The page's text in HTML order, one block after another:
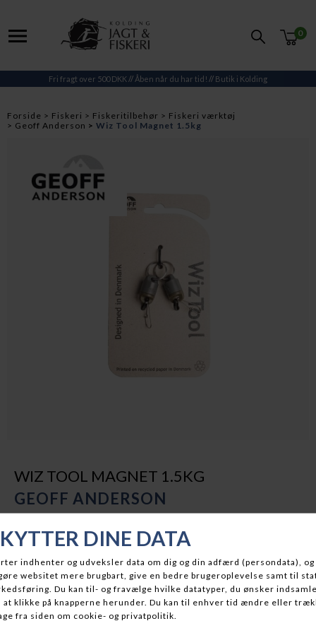
0
Fri fragt over 500 DKK// Åben når du har tid! // Butik i Kolding
Forside Fiskeri Fiskeritilbehør
Fiskeri værktøj
Geoff Anderson
Wiz Tool Magnet 1.5kg
WIZ TOOL MAGNET 1.5KG
GEOFF ANDERSON
På lager